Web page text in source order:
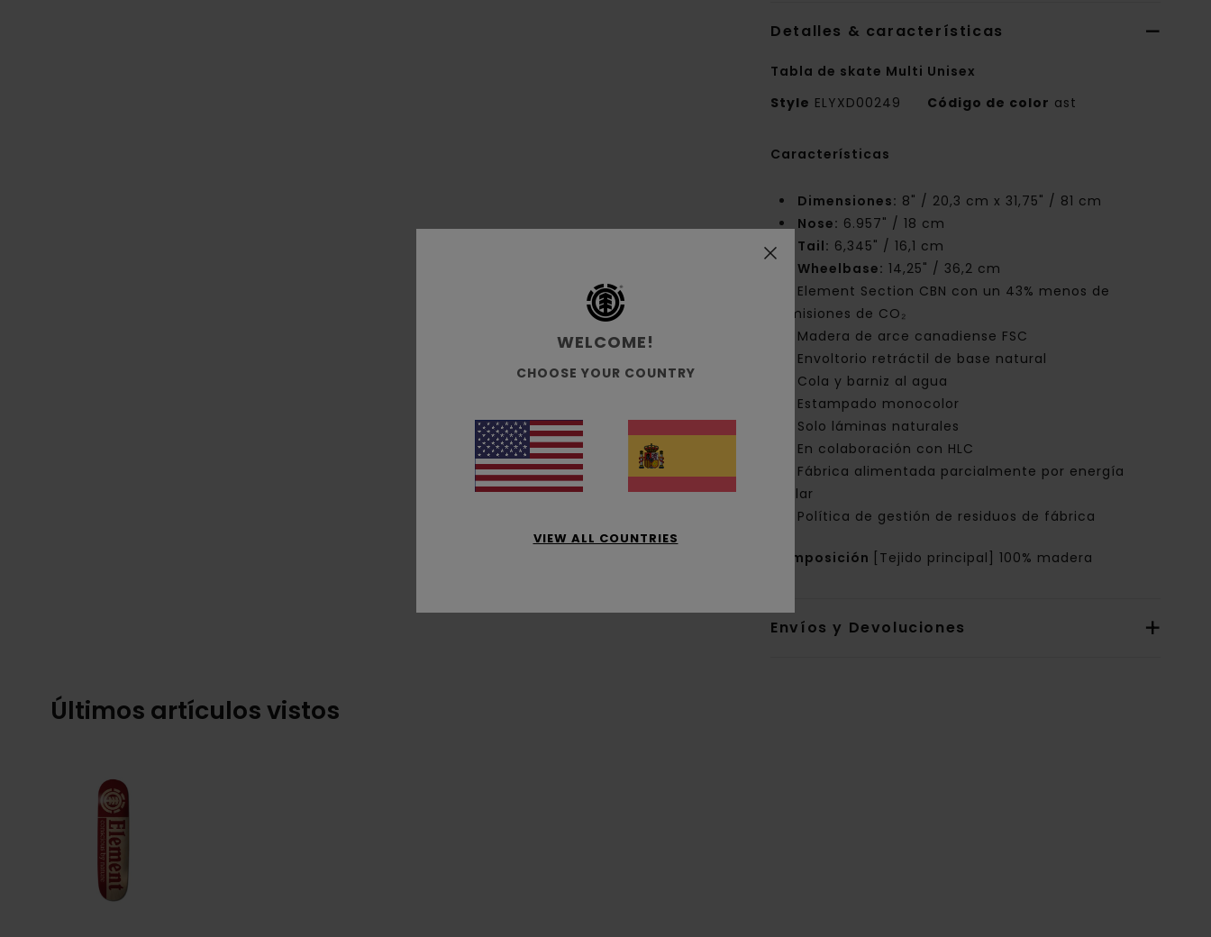
Detalles & características
Tabla de skate Multi Unisex
Style ELYXD00249 Código de color ast
Características
Dimensiones: 8" / 20,3 cm x 31,75" / 81 cm
Nose: 6.957" / 18 cm
Tail: 6,345" / 16,1 cm
Wheelbase: 14,25" / 36,2 cm
Element Section CBN con un 43% menos de
emisiones de CO₂
Madera de arce canadiense FSC
Envoltorio retráctil de base natural
Cola y barniz al agua
Estampado monocolor
Solo láminas naturales
En colaboración con HLC
Fábrica alimentada parcialmente por energía
solar
Política de gestión de residuos de fábrica
Composición [Tejido principal] 100% madera
Envíos y Devoluciones
Últimos artículos vistos
WELCOME!
CHOOSE YOUR COUNTRY
VIEW ALL COUNTRIES